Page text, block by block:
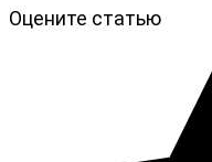
Оцените статью